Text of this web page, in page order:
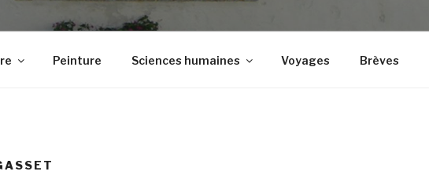
Peinture Sciences humaines Voyages Brèves